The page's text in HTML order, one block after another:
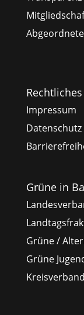
Rechtliches
Impressum
Datenschutz
Grüne in
Grüne /
Grüne